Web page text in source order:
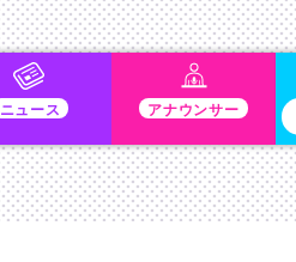
ニュース アナウンサー